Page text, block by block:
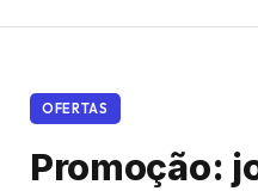
OFERTAS
Promoção: